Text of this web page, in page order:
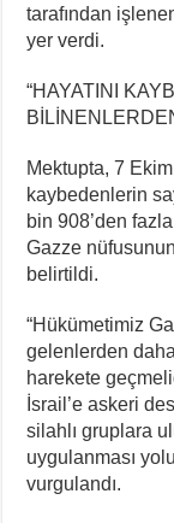
tarafından
yer verdi.
“HAYATINI
Mektupta, 7 Ekim
kaybedenlerin
bin 908’den
Gazze
belirtildi.
“Hükümetimiz
gelenlerden
harekete
İsrail’e askeri
silahlı gruplara
uygulanması
vurgulandı.